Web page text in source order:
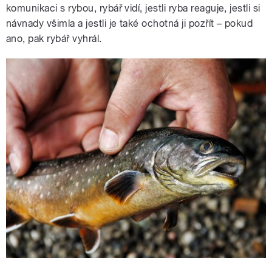
komunikaci s rybou, rybář vidí, jestli ryba reaguje, jestli si
návnady všimla a jestli je také ochotná ji pozřít – pokud
ano, pak rybář vyhrál.